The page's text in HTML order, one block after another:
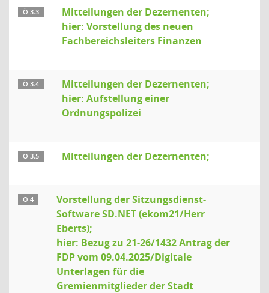
Ö 3.3
Mitteilungen der Dezernenten;
hier: Vorstellung des neuen
Fachbereichsleiters Finanzen
Ö 3.4
Mitteilungen der Dezernenten;
hier: Aufstellung einer
Ordnungspolizei
Ö 3.5 Mitteilungen der Dezernenten;
Ö 4
Vorstellung der Sitzungsdienst-
Software SD.NET (ekom21/Herr
Eberts);
hier: Bezug zu 21-26/1432 Antrag der
FDP vom 09.04.2025/Digitale
Unterlagen für die
Gremienmitglieder der Stadt